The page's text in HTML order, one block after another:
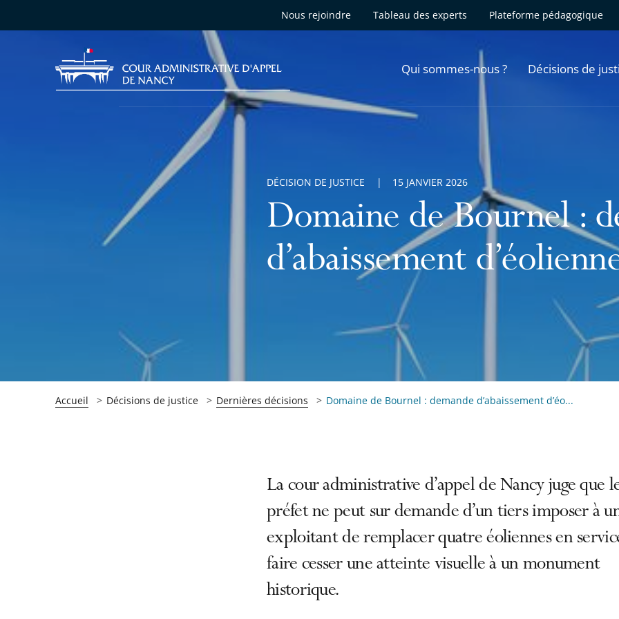
Nous rejoindre Tableau des experts Plateforme pédagogique
Qui sommes-nous ? Décisions de
Domaine de Bournel :
d’abaissement
DÉCISION DE JUSTICE 15 JANVIER 2026
Accueil Décisions de justice Dernières décisions Domaine de Bournel : demande d’abaissement d’éo...
La cour administrative d’appel de Nancy juge que
préfet ne peut sur demande d’un tiers imposer à
exploitant de remplacer quatre éoliennes en
faire cesser une atteinte visuelle à un monument
historique.